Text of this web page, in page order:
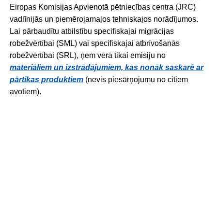
Eiropas Komisijas Apvienotā pētniecības centra (JRC)
vadlīnijās un piemērojamajos tehniskajos norādījumos.
Lai pārbaudītu atbilstību specifiskajai migrācijas
robežvērtībai (SML) vai specifiskajai atbrīvošanās
robežvērtībai (SRL), ņem vērā tikai emisiju no
materiāliem un izstrādājumiem, kas nonāk saskarē ar
pārtikas produktiem (nevis piesārņojumu no citiem
avotiem).